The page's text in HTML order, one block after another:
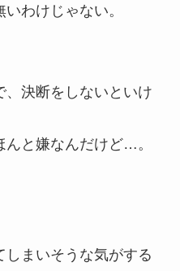
わけじゃない。
決断をしないといけ
と嫌なんだけど…。
まいそうな気がする